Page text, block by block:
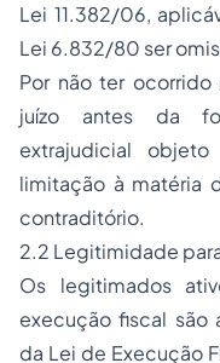
Lei 11.382/06,
Lei 6.832/80 ser
Por não ter
juízo antes da
extrajudicial
limitação à matéria
contraditório.
2.2 Legitimidade
Os legitimados
execução fiscal são
da Lei de Execução